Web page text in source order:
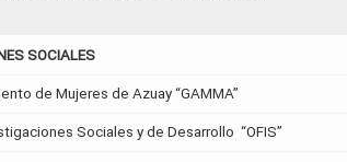
SOCIALES
de Mujeres de Azuay “GAMMA”
Sociales y de Desarrollo “OFIS”